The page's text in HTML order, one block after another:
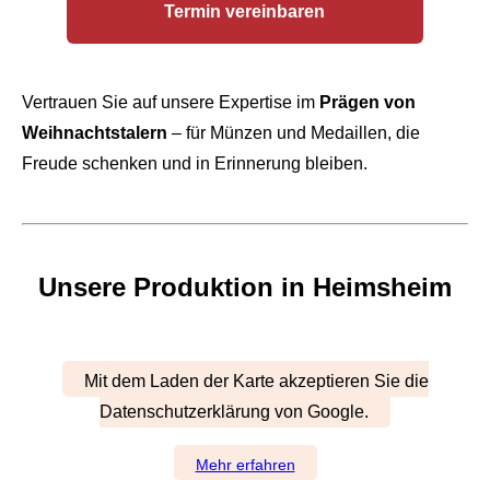
Termin vereinbaren
Vertrauen Sie auf unsere Expertise im Prägen von
Weihnachtstalern – für Münzen und Medaillen, die
Freude schenken und in Erinnerung bleiben.
Unsere Produktion in Heimsheim
Mit dem Laden der Karte akzeptieren Sie die
Datenschutzerklärung von Google.
Mehr erfahren